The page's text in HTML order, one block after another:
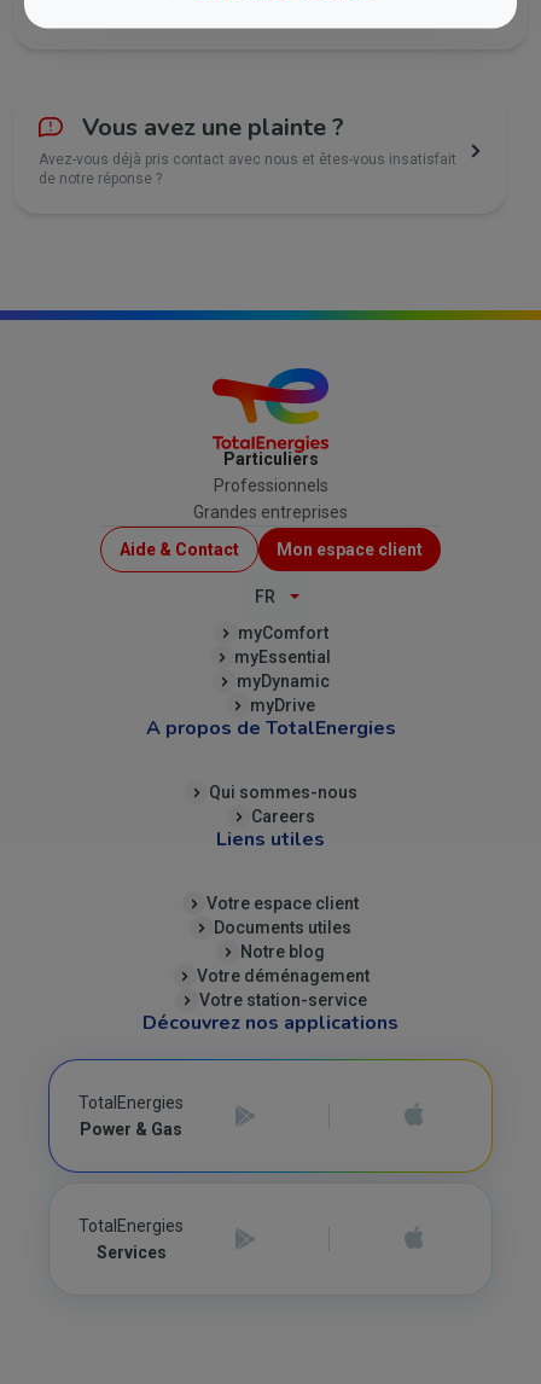
Vous avez une plainte ?
Avez-vous déjà pris contact avec nous et êtes-vous insatisfait
de notre réponse ?
Particuliers
Professionnels
Grandes entreprises
Menu
Top
Aide & Contact Mon espace client
FR
myComfort
myEssential
myDynamic
myDrive
A propos de TotalEnergies
Qui sommes-nous
Careers
Liens utiles
Votre espace client
Documents utiles
Notre blog
Votre déménagement
Votre station-service
Découvrez nos applications
TotalEnergies
Power & Gas
TotalEnergies
Services